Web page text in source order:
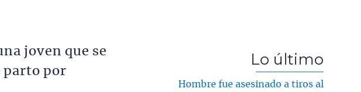
joven que se
parto por
Lo último
Hombre fue asesinado a tiros al